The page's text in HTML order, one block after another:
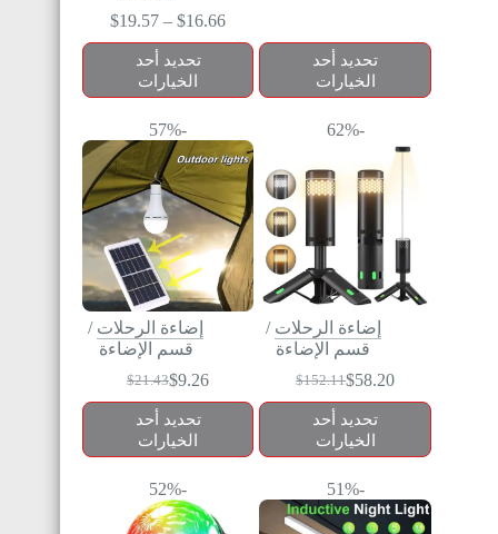
تحديد أحد
الخيارات
$16.66
–
$19.57
تحديد أحد
الخيارات
-62%
إضاءة الرحلات /
قسم الإضاءة
$152.11$58.20
تحديد أحد
الخيارات
-57%
إضاءة الرحلات /
قسم الإضاءة
$21.43$9.26
تحديد أحد
الخيارات
-51%
-52%